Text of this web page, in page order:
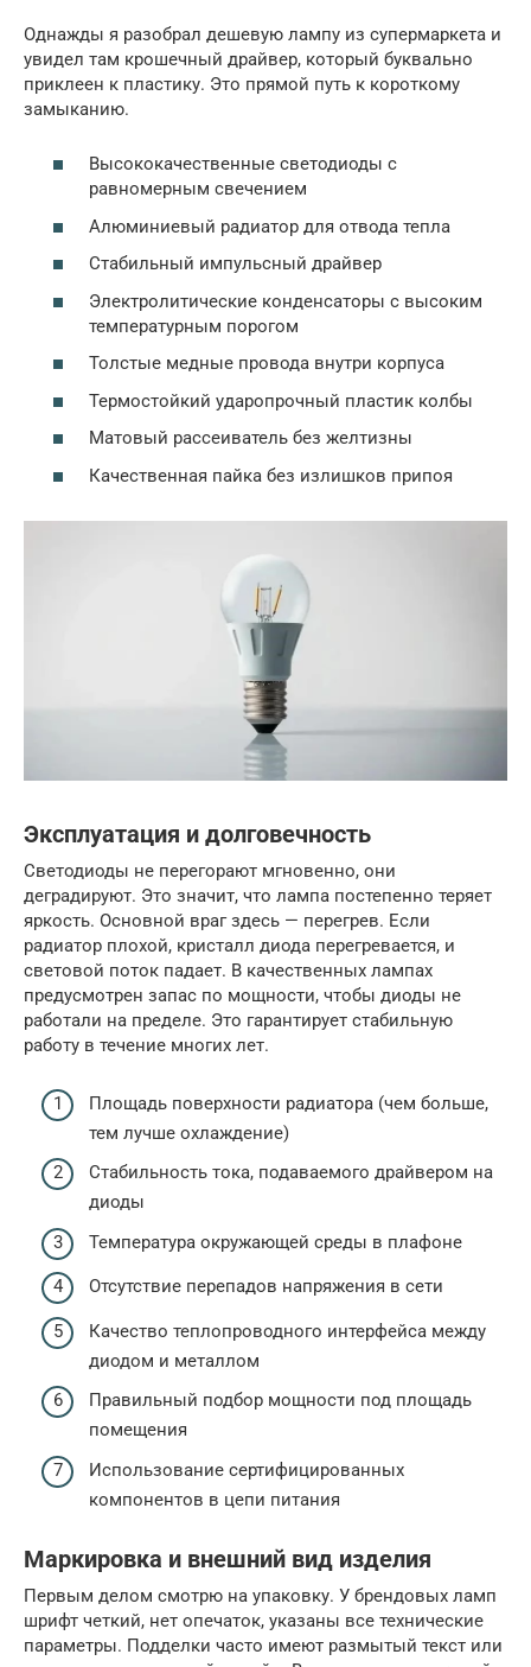
Однажды я разобрал дешевую лампу из супермаркета и
увидел там крошечный драйвер, который буквально
приклеен к пластику. Это прямой путь к короткому
замыканию.
Высококачественные светодиоды с
равномерным свечением
Алюминиевый радиатор для отвода тепла
Стабильный импульсный драйвер
Электролитические конденсаторы с высоким
температурным порогом
Толстые медные провода внутри корпуса
Термостойкий ударопрочный пластик колбы
Матовый рассеиватель без желтизны
Качественная пайка без излишков припоя
Эксплуатация и долговечность
Светодиоды не перегорают мгновенно, они
деградируют. Это значит, что лампа постепенно теряет
яркость. Основной враг здесь — перегрев. Если
радиатор плохой, кристалл диода перегревается, и
световой поток падает. В качественных лампах
предусмотрен запас по мощности, чтобы диоды не
работали на пределе. Это гарантирует стабильную
работу в течение многих лет.
Площадь поверхности радиатора (чем больше,
тем лучше охлаждение)
Стабильность тока, подаваемого драйвером на
диоды
Температура окружающей среды в плафоне
Отсутствие перепадов напряжения в сети
Качество теплопроводного интерфейса между
диодом и металлом
Правильный подбор мощности под площадь
помещения
Использование сертифицированных
компонентов в цепи питания
Маркировка и внешний вид изделия
Первым делом смотрю на упаковку. У брендовых ламп
шрифт четкий, нет опечаток, указаны все технические
параметры. Подделки часто имеют размытый текст или